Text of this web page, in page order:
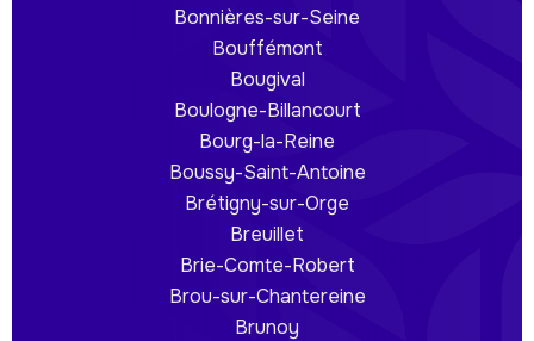
Bonnières-sur-Seine
Bouffémont
Bougival
Boulogne-Billancourt
Bourg-la-Reine
Boussy-Saint-Antoine
Brétigny-sur-Orge
Breuillet
Brie-Comte-Robert
Brou-sur-Chantereine
Brunoy